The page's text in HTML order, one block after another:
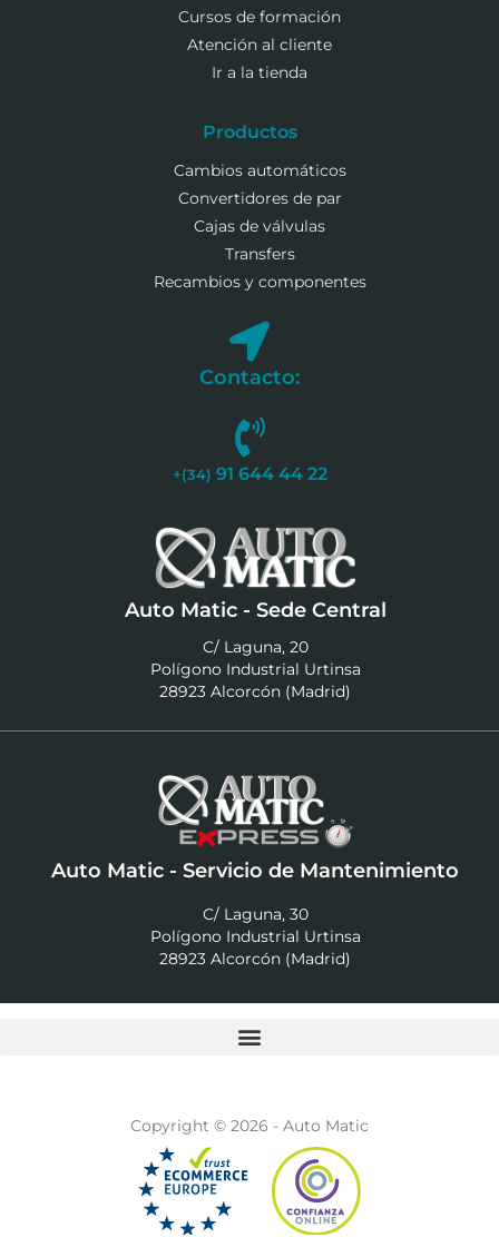
Cursos de formación
Atención al cliente
Ir a la tienda
Productos
Cambios automáticos
Convertidores de par
Cajas de válvulas
Transfers
Recambios y componentes
Contacto:
+(34) 91 644 44 22
Auto Matic - Sede Central
C/ Laguna, 20
Polígono Industrial Urtinsa
28923 Alcorcón (Madrid)
Auto Matic - Servicio de Mantenimiento
C/ Laguna, 30
Polígono Industrial Urtinsa
28923 Alcorcón (Madrid)
Copyright © 2026 - Auto Matic